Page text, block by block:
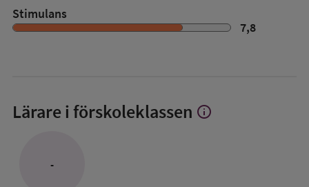
Stimulans
7,8
Lärare i förskoleklassen Visa
info
-